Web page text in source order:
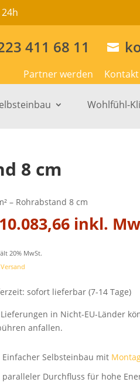
411 68 11 
Partner werden Kontakt
Wohlfühl-
8 cm
– Rohrabstand 8 cm
inkl.
20% MwSt.
Versand
sofort lieferbar (7-14 Tage)
in Nicht-EU-Länder
anfallen.
Einfacher Selbsteinbau mit
paralleler Durchfluss für hohe